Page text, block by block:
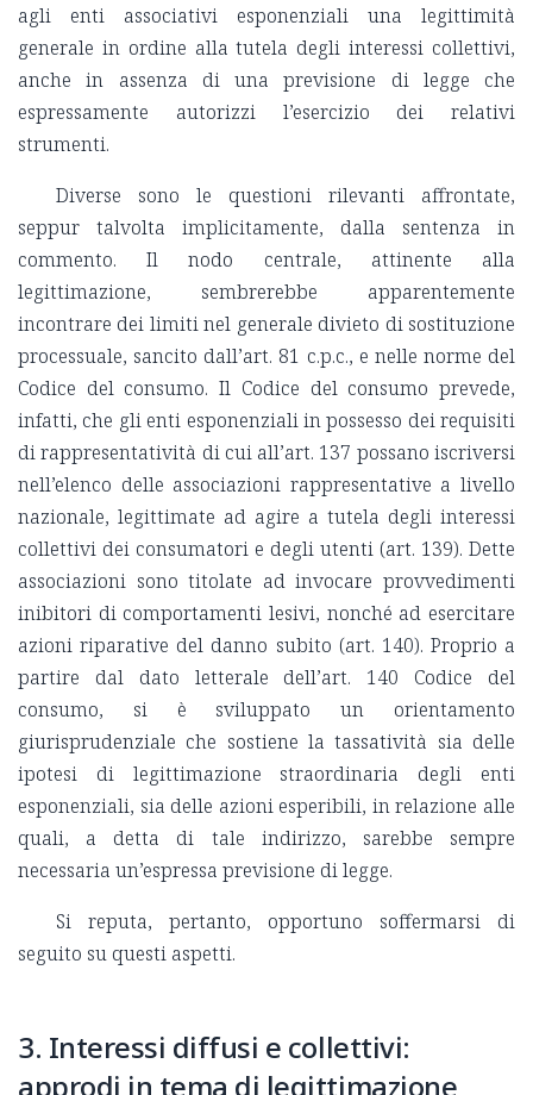
agli enti associativi esponenziali una legittimità
generale in ordine alla tutela degli interessi collettivi,
anche in assenza di una previsione di legge che
espressamente autorizzi l’esercizio dei relativi
strumenti.
Diverse sono le questioni rilevanti affrontate,
seppur talvolta implicitamente, dalla sentenza in
commento. Il nodo centrale, attinente alla
legittimazione, sembrerebbe apparentemente
incontrare dei limiti nel generale divieto di sostituzione
processuale, sancito dall’art. 81 c.p.c., e nelle norme del
Codice del consumo. Il Codice del consumo prevede,
infatti, che gli enti esponenziali in possesso dei requisiti
di rappresentatività di cui all’art. 137 possano iscriversi
nell’elenco delle associazioni rappresentative a livello
nazionale, legittimate ad agire a tutela degli interessi
collettivi dei consumatori e degli utenti (art. 139). Dette
associazioni sono titolate ad invocare provvedimenti
inibitori di comportamenti lesivi, nonché ad esercitare
azioni riparative del danno subito (art. 140). Proprio a
partire dal dato letterale dell’art. 140 Codice del
consumo, si è sviluppato un orientamento
giurisprudenziale che sostiene la tassatività sia delle
ipotesi di legittimazione straordinaria degli enti
esponenziali, sia delle azioni esperibili, in relazione alle
quali, a detta di tale indirizzo, sarebbe sempre
necessaria un’espressa previsione di legge.
Si reputa, pertanto, opportuno soffermarsi di
seguito su questi aspetti.
3. Interessi diffusi e collettivi:
approdi in tema di legittimazione